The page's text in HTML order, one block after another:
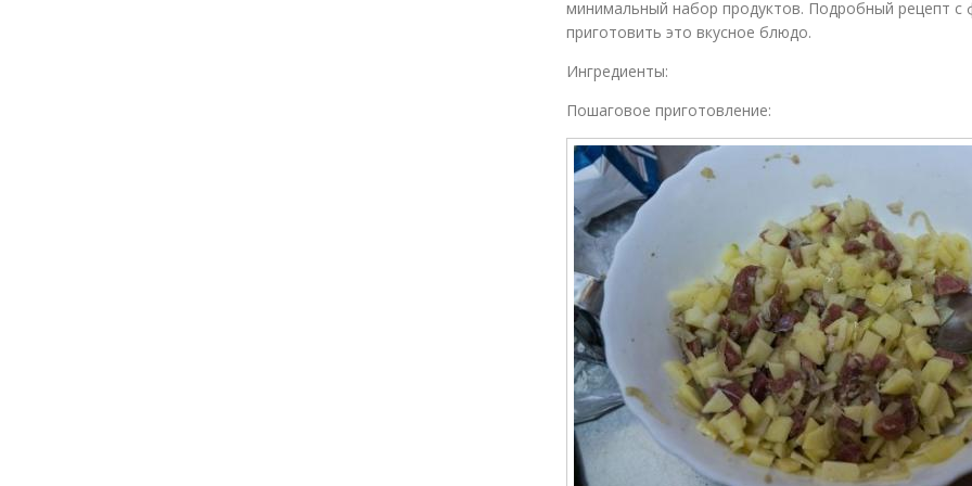
минимальный набор продуктов. Подробный рецепт
приготовить это вкусное блюдо.
Ингредиенты:
Пошаговое приготовление: